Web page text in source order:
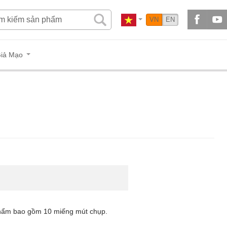
VN EN
Mạo
bao gồm 10 miếng mút chụp.